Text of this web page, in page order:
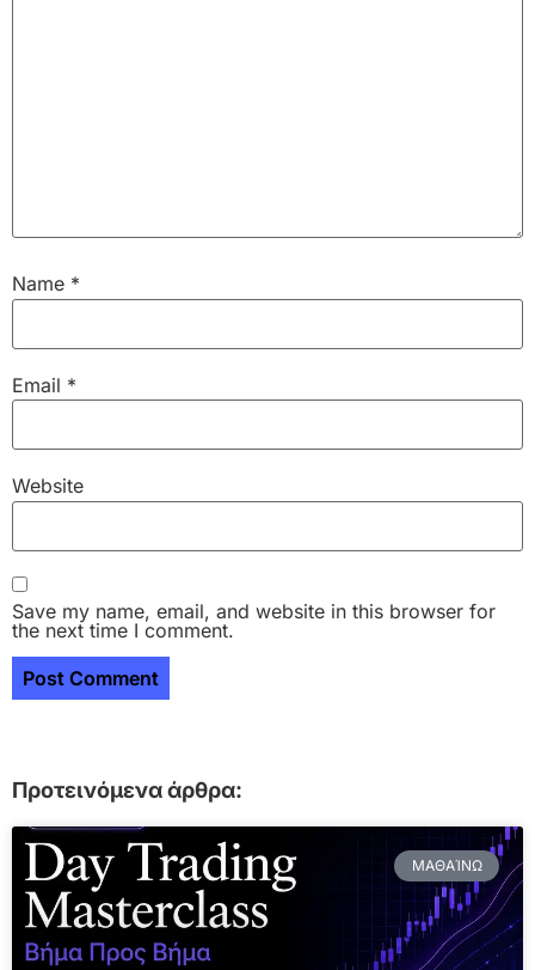
Name *
Email *
Website
Save my name, email, and website in this browser for
the next time I comment.
Προτεινόμενα άρθρα:
ΜΑΘΑΊΝΩ